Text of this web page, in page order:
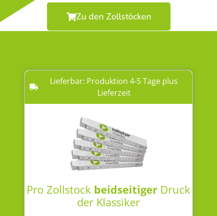
Zu den Zollstöcken
Lieferbar: Produktion 4-5 Tage plus
Lieferzeit
Pro Zollstock beidseitiger Druck
der Klassiker